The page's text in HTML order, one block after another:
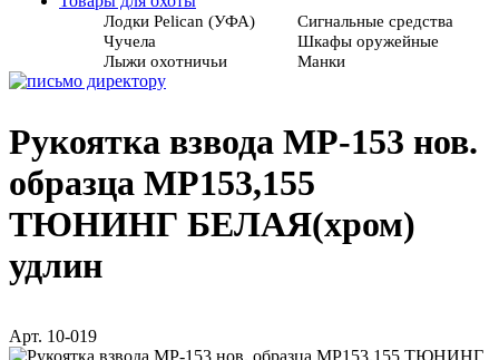
Лодки Pelican (УФА)
Сигнальные средства
Чучела
Шкафы оружейные
Лыжи охотничьи
Манки
Рукоятка взвода МР-153 нов.
образца МР153,155
ТЮНИНГ БЕЛАЯ(хром)
удлин
Арт. 10-019